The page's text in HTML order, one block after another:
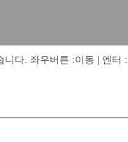
다. 좌우버튼 :이동 | 엔터